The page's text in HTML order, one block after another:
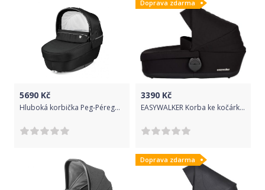
5690 Kč
Hluboká korbička Peg-Pérego Culla Elite Black Shine 2021
Doprava zdarma
3390 Kč
EASYWALKER Korba ke kočárku Harvey2 Peak Polar Black 2020
Doprava zdarma